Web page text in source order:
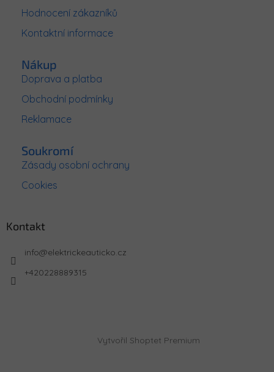
Hodnocení zákazníků
Kontaktní informace
Nákup
Doprava a platba
Obchodní podmínky
Reklamace
Soukromí
Zásady osobní ochrany
Cookies
Kontakt
info@elektrickeauticko.cz
+420228889315
Vytvořil Shoptet Premium